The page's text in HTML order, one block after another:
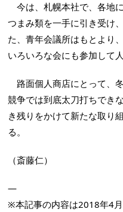
今は、札幌本社で、各地
つまみ類を一手に引き受け
た、青年会議所はもとより
いろいろな会にも参加して
路面個人商店にとって、
競争では到底太刀打ちでき
き残りをかけて新たな取り
る。
（斎藤仁）
—
※本記事の内容は2018年4月